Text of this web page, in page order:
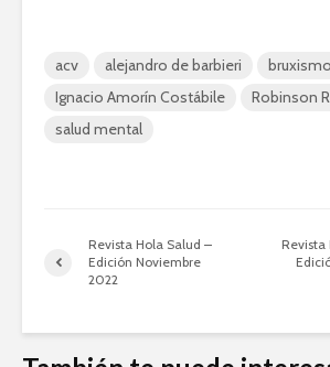
acv alejandro de barbieri bruxismo
Ignacio Amorín Costábile
Robinson
salud mental
Revista Hola Salud –
Edición Noviembre
2022
Revista